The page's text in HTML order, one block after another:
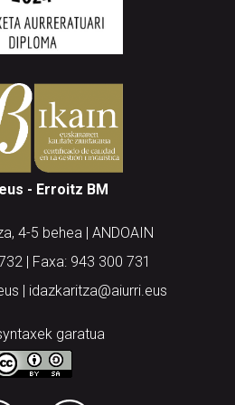
- Erroitz BM
4-5 behea | ANDOAIN
| Faxa: 943 300 731
| idazkaritza@aiurri.eus
garatua